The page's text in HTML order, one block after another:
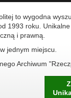
to wygodna
1993 roku.
i prawną.
jednym miejscu.
Archiwum